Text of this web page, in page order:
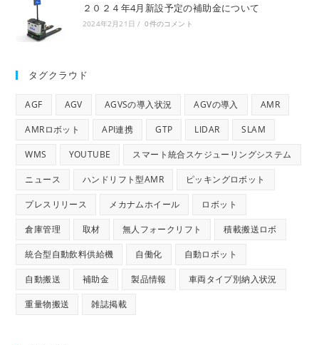
２０２４年4月新設予定の補助金について
2024年2月21日 / 0件のコメント
タグクラウド
AGF AGV AGVSの導入状況 AGVの導入 AMR
AMRロボット API連携 GTP LIDAR SLAM
WMS YOUTUBE スマート統合スケジューリングシステム
ニュース ハンドリフト型AMR ピッキングロボット
プレスリリース メカナムホイール ロボット
倉庫管理 取材 無人フォークリフト 積載搬送ロボ
統合型自動飲料供給機 自働化 自動ロボット
自動搬送 補助金 製品情報 車両タイプ別納入状況
重量物搬送 雑誌掲載